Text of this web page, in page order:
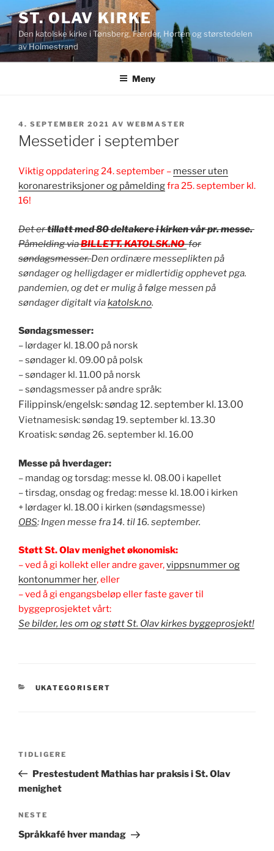
til
innhold
ST. OLAV KIRKE
Den katolske kirke i Tønsberg, Færder, Horten og størstedelen
av Holmestrand
Meny
PUBLISERT
4. SEPTEMBER 2021 AV WEBMASTER
Messetider i september
Viktig oppdatering 24. september – messer uten
koronarestriksjoner og påmeldingfra 25. september kl.
16!
Det ertillatt med 80 deltakere i kirken vår pr. messe.
Påmelding viaBILLETT. KATOLSK.NOfor
søndagsmesser.Den ordinære messeplikten på
søndager og helligdager er midlertidig opphevet pga.
pandemien, og det er mulig å følge messen på
søndager digitalt viakatolsk.no.
Søndagsmesser:
– lørdager kl. 18.00 på norsk
– søndager kl. 09.00 på polsk
– søndager kl. 11.00 på norsk
– søndagsmesser på andre språk:
Filippinsk/engelsk: søndag 12. september kl. 13.00
Vietnamesisk: søndag 19. september kl. 13.30
Kroatisk: søndag 26. september kl. 16.00
Messe på hverdager:
– mandag og torsdag: messe kl. 08.00 i kapellet
– tirsdag, onsdag og fredag: messe kl. 18.00 i kirken
+ lørdager kl. 18.00 i kirken (søndagsmesse)
OBS: Ingen messe fra 14. til 16. september.
Støtt St. Olav menighet økonomisk:
– ved å gi kollekt eller andre gaver,vippsnummer og
kontonummer her, eller
– ved å gi engangsbeløp eller faste gaver til
byggeprosjektet vårt:
Se bilder, les om og støtt St. Olav kirkes byggeprosjekt!
KATEGORIER
UKATEGORISERT
Forrige
innlegg
TIDLIGERE
Prestestudent Mathias har praksis i St. Olav
menighet
Neste
innlegg
NESTE
Språkkafé hver mandag